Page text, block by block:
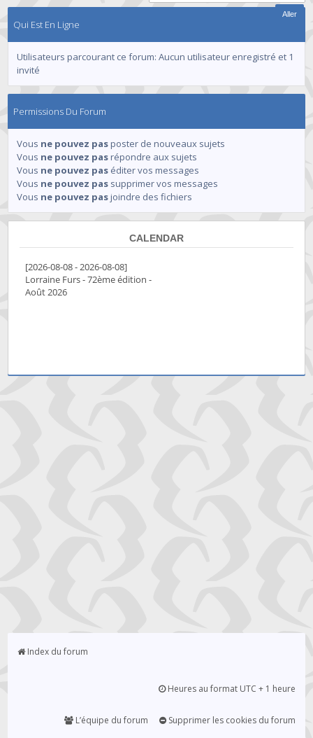
Qui Est En Ligne
Utilisateurs parcourant ce forum: Aucun utilisateur enregistré et 1
invité
Permissions Du Forum
Vous ne pouvez pasposter de nouveaux sujets
Vous ne pouvez pasrépondre aux sujets
Vous ne pouvez pas éditer vos messages
Vous ne pouvez pas supprimer vos messages
Vous ne pouvez pasjoindre des fichiers
CALENDAR
Index du forum
Heures au format UTC + 1 heure
Supprimer les cookies du forum
L’équipe du forum